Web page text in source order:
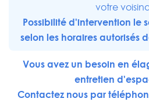
votre
Possibilité d'intervention le
selon les horaires autorisés
Vous avez un besoin en
entretien
Contactez nous par